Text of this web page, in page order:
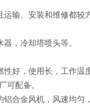
输、安装和维修都较
，冷却塔喷头等。
性好，使用长，工作
可配备。
合金风机，风速均匀